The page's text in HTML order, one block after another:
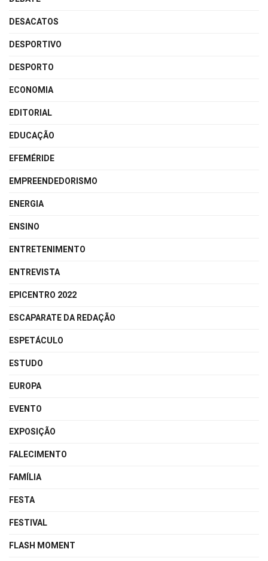
DESACATOS
DESPORTIVO
DESPORTO
ECONOMIA
EDITORIAL
EDUCAÇÃO
EFEMÉRIDE
EMPREENDEDORISMO
ENERGIA
ENSINO
ENTRETENIMENTO
ENTREVISTA
EPICENTRO 2022
ESCAPARATE DA REDAÇÃO
ESPETÁCULO
ESTUDO
EUROPA
EVENTO
EXPOSIÇÃO
FALECIMENTO
FAMÍLIA
FESTA
FESTIVAL
FLASH MOMENT